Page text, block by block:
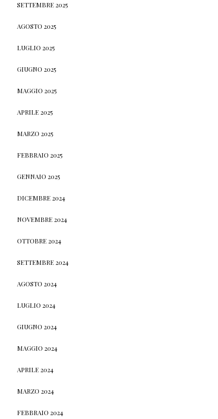
SETTEMBRE 2025
AGOSTO 2025
LUGLIO 2025
GIUGNO 2025
MAGGIO 2025
APRILE 2025
MARZO 2025
FEBBRAIO 2025
GENNAIO 2025
DICEMBRE 2024
NOVEMBRE 2024
OTTOBRE 2024
SETTEMBRE 2024
AGOSTO 2024
LUGLIO 2024
GIUGNO 2024
MAGGIO 2024
APRILE 2024
MARZO 2024
FEBBRAIO 2024